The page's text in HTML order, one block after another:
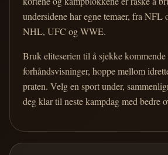
undersidene har egne temaer, fra
NHL, UFC og WWE.
Bruk eliteserien til å sjekke
forhåndsvisninger, hoppe mellom
praten. Velg en sport under,
deg klar til neste kampdag med bedre